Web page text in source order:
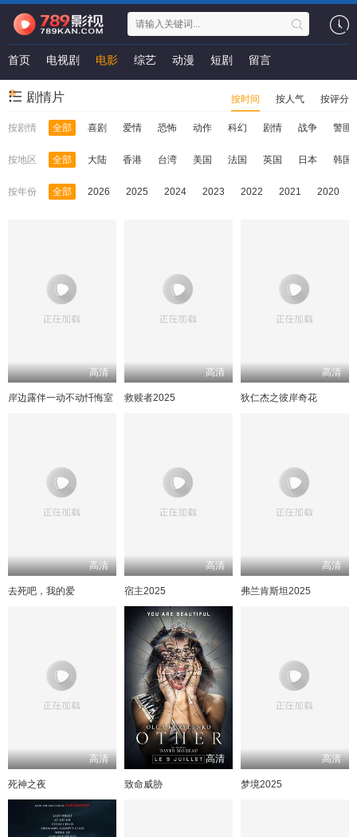
首页 电视剧 电影 综艺 动漫 短剧 留言
剧情片 按时间 按人气 按评分
按剧情 全部 喜剧 爱情 恐怖 动作 科幻 剧情 战争 警匪
按地区 全部 大陆 香港 台湾 美国 法国 英国 日本 韩国
按年份 全部 2026 2025 2024 2023 2022 2021 2020
高清
岸边露伴一动不动忏悔室
高清
救赎者2025
高清
狄仁杰之彼岸奇花
高清
去死吧，我的爱
高清
宿主2025
高清
弗兰肯斯坦2025
高清
死神之夜
高清
致命威胁
高清
梦境2025